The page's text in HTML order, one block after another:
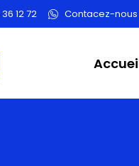
36 12 72 Contacez-nous